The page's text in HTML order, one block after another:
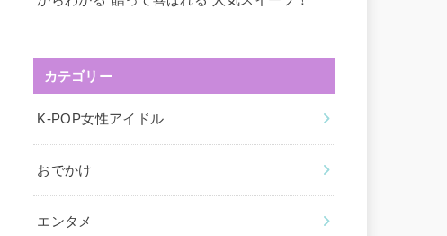
カテゴリー
K-POP女性アイドル
おでかけ
エンタメ